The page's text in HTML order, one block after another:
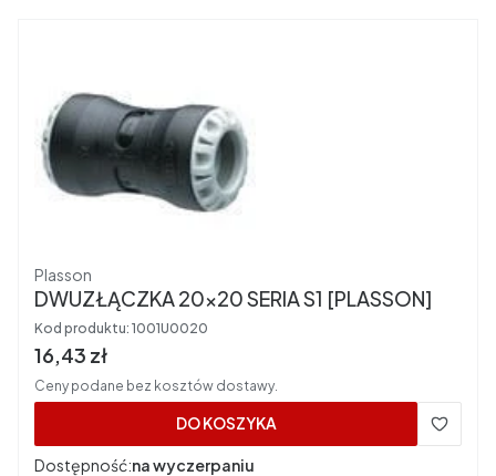
Producent
Plasson
DWUZŁĄCZKA 20x20 SERIA S1 [PLASSON]
Kod produktu: 1001U0020
Cena brutto
16,43 zł
Ceny podane bez kosztów dostawy.
DO KOSZYKA
Dostępność:na wyczerpaniu